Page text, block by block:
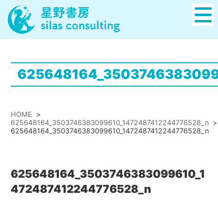
HOME >
625648164_3503746383099610_1472487412244776528_n >
625648164_3503746383099610_1472487412244776528_n
625648164_3503746383099610_1
472487412244776528_n